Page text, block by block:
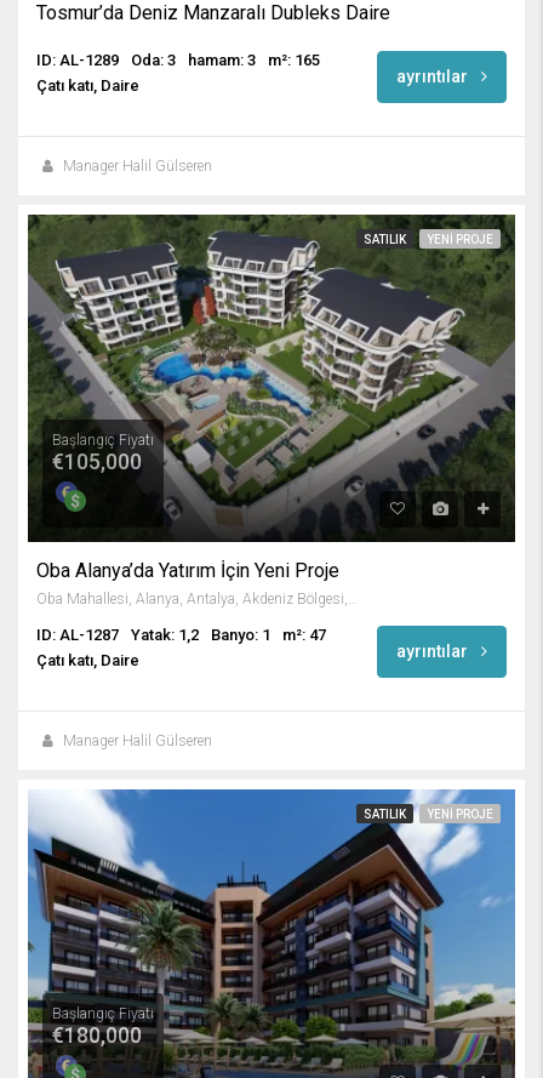
Tosmur’da Deniz Manzaralı Dubleks Daire
ID: AL-1289 Oda: 3 hamam: 3
m²: 165
Çatı katı, Daire
ayrıntılar
Manager Halil Gülseren
SATILIK YENI PROJE
Başlangıç Fiyatı
€105,000
Oba Alanya’da Yatırım İçin Yeni Proje
ID: AL-1287 Yatak: 1,2 Banyo: 1
m²: 47
Çatı katı, Daire
ayrıntılar
Manager Halil Gülseren
SATILIK YENI PROJE
Başlangıç Fiyatı
€180,000